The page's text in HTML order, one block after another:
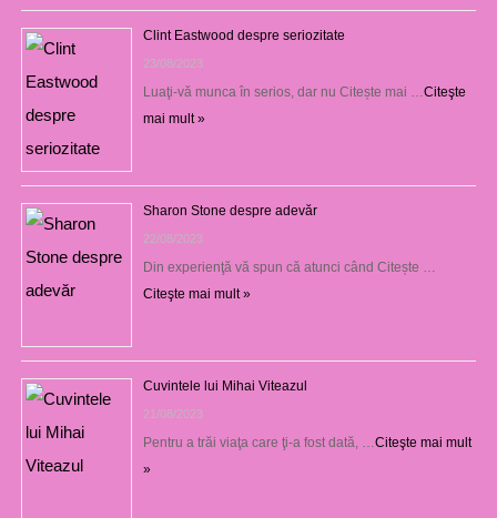
Clint Eastwood despre seriozitate
23/08/2023
Luaţi-vă munca în serios, dar nu Citește mai … Citeşte
mai mult »
Sharon Stone despre adevăr
22/08/2023
Din experienţă vă spun că atunci când Citește …
Citeşte mai mult »
Cuvintele lui Mihai Viteazul
21/08/2023
Pentru a trăi viaţa care ţi-a fost dată, … Citeşte mai mult
»